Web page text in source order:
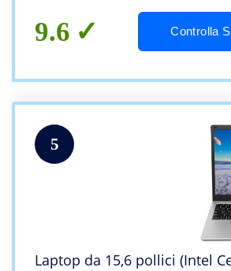
(Platinum-Titan)
9.6 Controlla
5
Laptop da 15,6 pollici (Intel